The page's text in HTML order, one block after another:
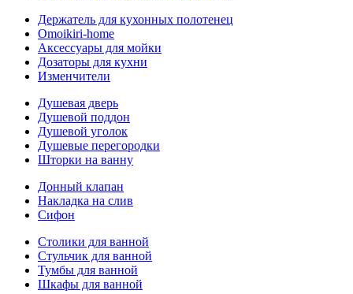
Держатель для кухонных полотенец
Omoikiri-home
Аксессуары для мойки
Дозаторы для кухни
Изменчители
Душевая дверь
Душевой поддон
Душевой уголок
Душевые перегородки
Шторки на ванну
Донный клапан
Накладка на слив
Сифон
Столики для ванной
Стульчик для ванной
Тумбы для ванной
Шкафы для ванной